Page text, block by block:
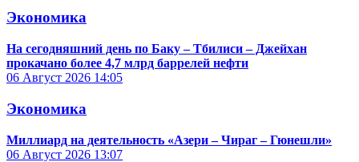
Экономика
На сегодняшний день по Баку – Тбилиси – Джейхан
прокачано более 4,7 млрд баррелей нефти
06 Август 2026 14:05
Экономика
Миллиард на деятельность «Азери – Чираг – Гюнешли»
06 Август 2026 13:07